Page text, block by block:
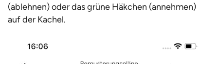
(ablehnen) oder das grüne Häkchen (annehmen)
auf der Kachel.